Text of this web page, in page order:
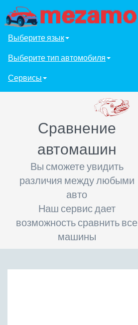
Выберите язык
Выберите тип автомобиля
Сервисы
Сравнение
автомашин
Вы сможете увидить
различия между любыми
авто
Наш сервис дает
возможность сравнить все
машины